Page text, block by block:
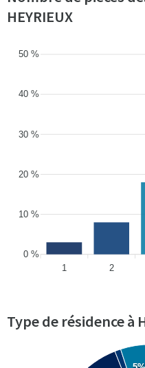
HEYRIEUX
50 %
40 %
30 %
20 %
10 %
0 %
1
2
Type de résidence à